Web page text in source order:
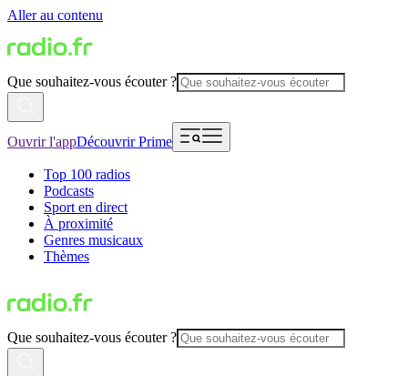
Aller au contenu
Que souhaitez-vous écouter ?
Ouvrir l'appDécouvrir Prime
Top 100 radios
Podcasts
Sport en direct
À proximité
Genres musicaux
Thèmes
Que souhaitez-vous écouter ?